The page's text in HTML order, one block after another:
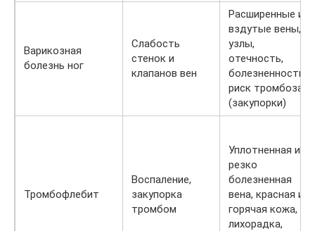
Варикозная
болезнь ног
Слабость
стенок и
клапанов вен
Расширенные и
вздутые вены,
узлы,
отечность,
болезненность,
риск тромбоза
(закупорки)
Тромбофлебит
Воспаление,
закупорка
тромбом
Уплотненная и
резко
болезненная
вена, красная и
горячая кожа,
лихорадка,